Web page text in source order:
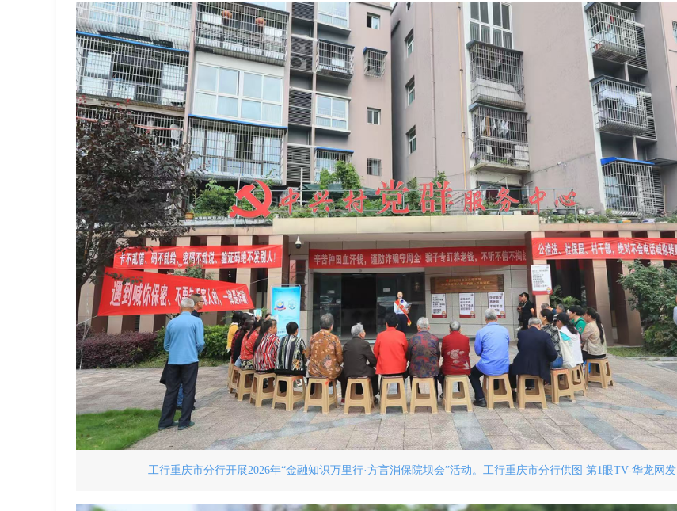
工行重庆市分行开展2026年“金融知识万里行·方言消保院坝会”活动。工行重庆市分行供图 第1眼TV-华龙网发